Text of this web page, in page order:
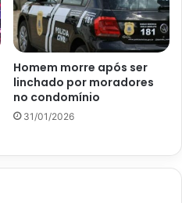
Homem morre após ser
linchado por moradores
no condomínio
31/01/2026